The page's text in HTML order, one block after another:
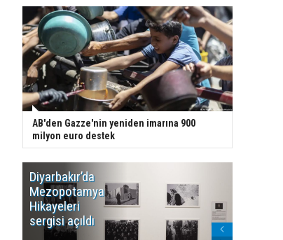
AB'den Gazze'nin yeniden imarına 900
milyon euro destek
Diyarbakır’da
Mezopotamya
Hikayeleri
sergisi açıldı